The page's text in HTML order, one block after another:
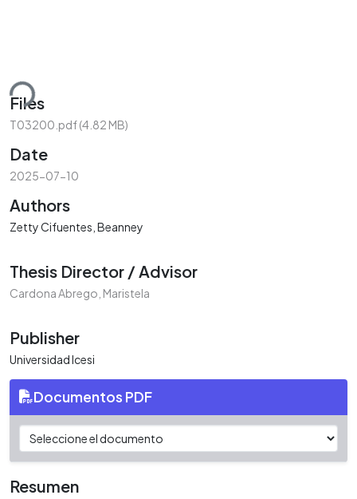
Files
T03200.pdf(4.82 MB)
Date
2025-07-10
Authors
Zetty Cifuentes, Beanney
Thesis Director / Advisor
Cardona Abrego, Maristela
Publisher
Universidad Icesi
Documentos PDF
Resumen